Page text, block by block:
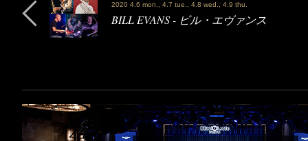
2020 4.6 mon., 4.7 tue., 4.8 wed., 4.9 thu.
BILL EVANS - ビル・エヴァンス